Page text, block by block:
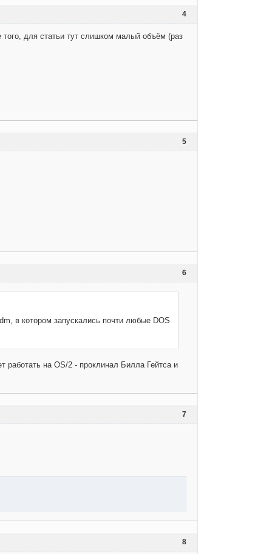
4
для статьи тут слишком малый объём (раз
5
6
в котором запускались почти любые DOS
работать на OS/2 - проклинал Билла Гейтса и
7
8